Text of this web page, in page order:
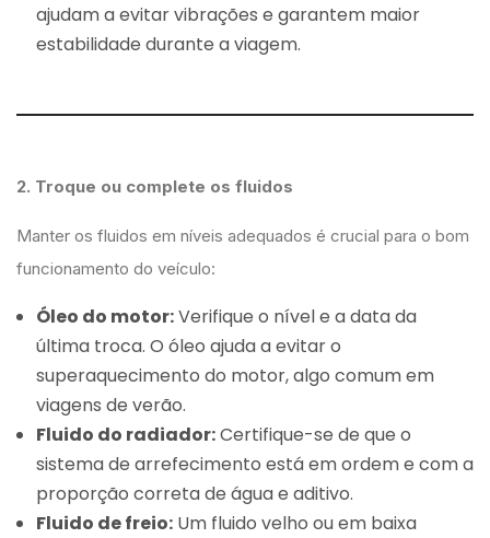
ajudam a evitar vibrações e garantem maior
estabilidade durante a viagem.
2. Troque ou complete os fluidos
Manter os fluidos em níveis adequados é crucial para o bom
funcionamento do veículo:
Óleo do motor:Verifique o nível e a data da
última troca. O óleo ajuda a evitar o
superaquecimento do motor, algo comum em
viagens de verão.
Fluido do radiador:Certifique-se de que o
sistema de arrefecimento está em ordem e com a
proporção correta de água e aditivo.
Fluido de freio: Um fluido velho ou em baixa